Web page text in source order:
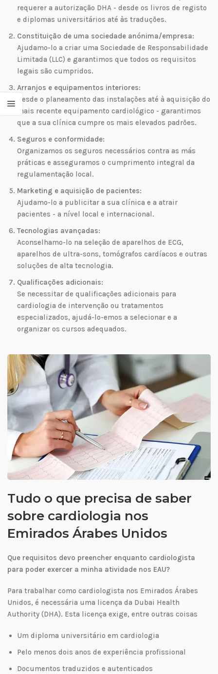
requerer a autorização DHA - desde os livros de registo
e diplomas universitários até às traduções.
Constituição de uma sociedade anónima/empresa:
Ajudamo-lo a criar uma Sociedade de Responsabilidade
Limitada (LLC) e garantimos que todos os requisitos
legais são cumpridos.
Arranjos e equipamentos interiores:
Desde o planeamento das instalações até à aquisição do
mais recente equipamento cardiológico - garantimos
que a sua clínica cumpre os mais elevados padrões.
Seguros e conformidade:
Organizamos os seguros necessários contra as más
práticas e asseguramos o cumprimento integral da
regulamentação local.
Marketing e aquisição de pacientes:
Ajudamo-lo a publicitar a sua clínica e a atrair
pacientes - a nível local e internacional.
Tecnologias avançadas:
Aconselhamo-lo na seleção de aparelhos de ECG,
aparelhos de ultra-sons, tomógrafos cardíacos e outras
soluções de alta tecnologia.
Qualificações adicionais:
Se necessitar de qualificações adicionais para
cardiologia de intervenção ou tratamentos
especializados, ajudá-lo-emos a selecionar e a
organizar os cursos adequados.
Tudo o que precisa de saber
sobre cardiologia nos
Emirados Árabes Unidos
Que requisitos devo preencher enquanto cardiologista
para poder exercer a minha atividade nos EAU?
Para trabalhar como cardiologista nos Emirados Árabes
Unidos, é necessária uma licença da Dubai Health
Authority (DHA). Esta licença exige, entre outras coisas
Um diploma universitário em cardiologia
Pelo menos dois anos de experiência profissional
Documentos traduzidos e autenticados